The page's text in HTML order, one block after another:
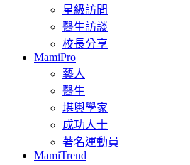
星級訪問
醫生訪談
校長分享
MamiPro
藝人
醫生
堪輿學家
成功人士
著名運動員
MamiTrend